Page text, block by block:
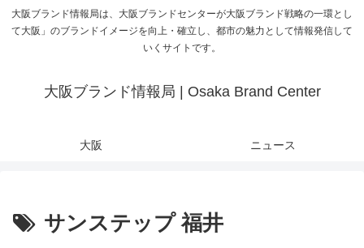
大阪ブランド情報局は、大阪ブランドセンターが大阪ブランド戦略の一環とし
て大阪」のブランドイメージを向上・確立し、都市の魅力として情報発信して
いくサイトです。
大阪ブランド情報局 | Osaka Brand Center
大阪 ニュース
サンステップ 福井